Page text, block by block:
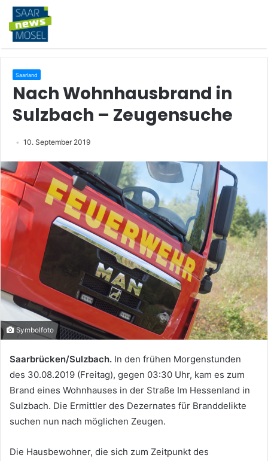
Saarland
Nach Wohnhausbrand in
Sulzbach – Zeugensuche
10. September 2019
Symbolfoto
Saarbrücken/Sulzbach. In den frühen Morgenstunden
des 30.08.2019 (Freitag), gegen 03:30 Uhr, kam es zum
Brand eines Wohnhauses in der Straße Im Hessenland in
Sulzbach. Die Ermittler des Dezernates für Branddelikte
suchen nun nach möglichen Zeugen.
Die Hausbewohner, die sich zum Zeitpunkt des